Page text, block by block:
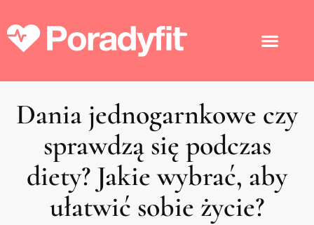
Dania jednogarnkowe czy
sprawdzą się podczas
diety? Jakie wybrać, aby
ułatwić sobie życie?